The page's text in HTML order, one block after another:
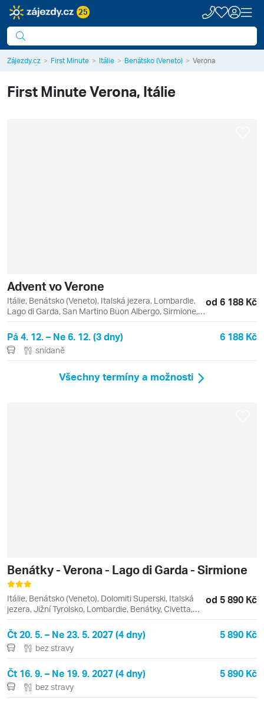
25
Zájezdy.cz First Minute Itálie Benátsko (Veneto) Verona
First MinuteVerona, Itálie
Advent vo Verone
Itálie, Benátsko (Veneto), Italská jezera, Lombardie,
Lago di Garda, San Martino Buon Albergo, Sirmione,
Verona
od 6 188 Kč
Pá 4. 12. – Ne 6. 12. (3 dny) 6 188 Kč
snídaně
Všechny termíny a možnosti
Benátky - Verona - Lago di Garda - Sirmione
Itálie, Benátsko (Veneto), Dolomiti Superski, Italská
jezera, Jižní Tyrolsko, Lombardie, Benátky, Civetta,
Lago di Garda, Santa Fosca, Sirmione, Verona
od 5 890 Kč
Čt 20. 5. – Ne 23. 5. 2027 (4 dny) 5 890 Kč
bez stravy
Čt 16. 9. – Ne 19. 9. 2027 (4 dny) 5 890 Kč
bez stravy